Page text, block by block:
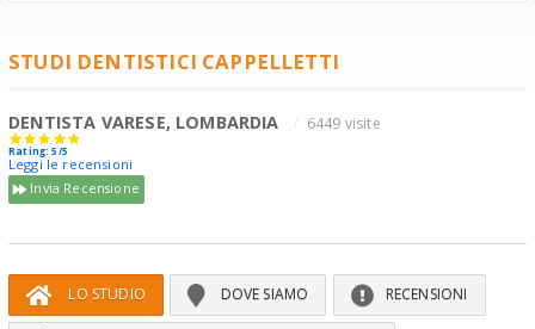
STUDI DENTISTICI CAPPELLETTI
DENTISTA VARESE, LOMBARDIA 6449 visite
Rating: 5/5
Leggi le recensioni
Invia Recensione
LO STUDIO DOVE SIAMO RECENSIONI